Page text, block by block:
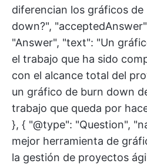
diferencian los gráficos de
down?",
"Answer", "text": "Un
el trabajo que ha sido
con el alcance total del
un gráfico de burn down
trabajo que queda por
}, { "@type": "Question",
mejor herramienta de
la gestión de proyectos